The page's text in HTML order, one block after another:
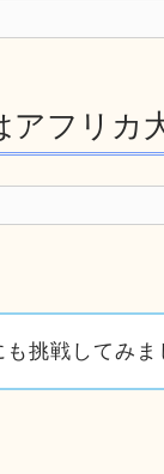
フリカ
も挑戦してみま